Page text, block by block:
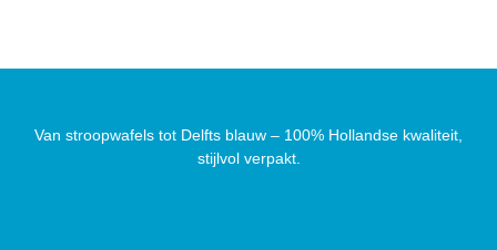
Van stroopwafels tot Delfts blauw – 100% Hollandse kwaliteit,
stijlvol verpakt.